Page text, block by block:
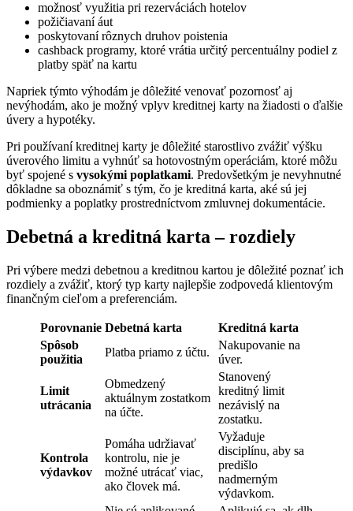
možnosť využitia pri rezerváciách hotelov
požičiavaní áut
poskytovaní rôznych druhov poistenia
cashback programy, ktoré vrátia určitý percentuálny podiel z
platby späť na kartu
Napriek týmto výhodám je dôležité venovať pozornosť aj
nevýhodám, ako je možný vplyv kreditnej karty na žiadosti o ďalšie
úvery a hypotéky.
Pri používaní kreditnej karty je dôležité starostlivo zvážiť výšku
úverového limitu a vyhnúť sa hotovostným operáciám, ktoré môžu
byť spojené s vysokými poplatkami. Predovšetkým je nevyhnutné
dôkladne sa oboznámiť s tým, čo je kreditná karta, aké sú jej
podmienky a poplatky prostredníctvom zmluvnej dokumentácie.
Debetná a kreditná karta – rozdiely
Pri výbere medzi debetnou a kreditnou kartou je dôležité poznať ich
rozdiely a zvážiť, ktorý typ karty najlepšie zodpovedá klientovým
finančným cieľom a preferenciám.
Porovnanie Debetná karta
Kreditná karta
Spôsob
použitia
Platba priamo z účtu.
Nakupovanie na
úver.
Limit
utrácania
Obmedzený
aktuálnym zostatkom
na účte.
Stanovený
kreditný limit
nezávislý na
zostatku.
Kontrola
výdavkov
Pomáha udržiavať
kontrolu, nie je
možné utrácať viac,
ako človek má.
Vyžaduje
disciplínu, aby sa
predišlo
nadmerným
výdavkom.